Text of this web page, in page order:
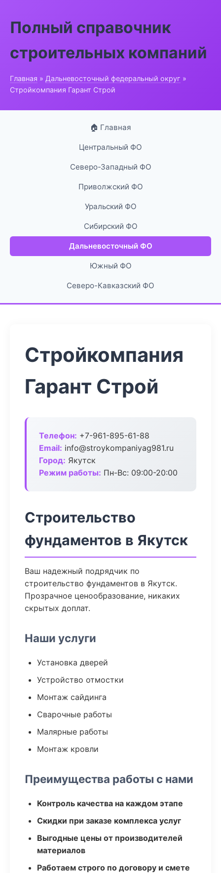
Полный справочник
строительных компаний
Главная » Дальневосточный федеральный округ »
Стройкомпания Гарант Строй
🏠 Главная
Центральный ФО
Северо-Западный ФО
Приволжский ФО
Уральский ФО
Сибирский ФО
Дальневосточный ФО
Южный ФО
Северо-Кавказский ФО
Стройкомпания
Гарант Строй
Телефон: +7-961-895-61-88
Email: info@stroykompaniyag981.ru
Город: Якутск
Режим работы: Пн-Вс: 09:00-20:00
Строительство
фундаментов в Якутск
Ваш надежный подрядчик по
строительство фундаментов в Якутск.
Прозрачное ценообразование, никаких
скрытых доплат.
Наши услуги
Установка дверей
Устройство отмостки
Монтаж сайдинга
Сварочные работы
Малярные работы
Монтаж кровли
Преимущества работы с нами
Контроль качества на каждом этапе
Скидки при заказе комплекса услуг
Выгодные цены от производителей
материалов
Работаем строго по договору и смете